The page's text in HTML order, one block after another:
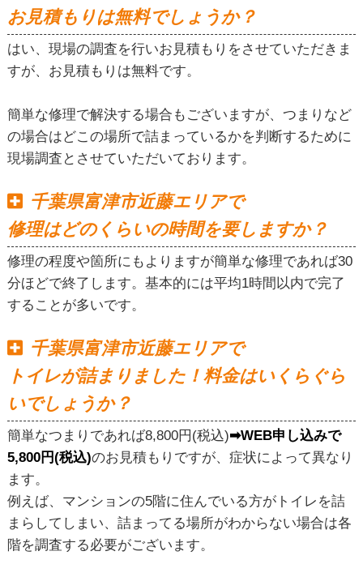
お見積もりは無料でしょうか？
はい、現場の調査を行いお見積もりをさせていただきま
すが、お見積もりは無料です。
簡単な修理で解決する場合もございますが、つまりなど
の場合はどこの場所で詰まっているかを判断するために
現場調査とさせていただいております。
千葉県富津市近藤エリアで
修理はどのくらいの時間を要しますか？
修理の程度や箇所にもよりますが簡単な修理であれば30
分ほどで終了します。基本的には平均1時間以内で完了
することが多いです。
千葉県富津市近藤エリアで
トイレが詰まりました！料金はいくらぐら
いでしょうか？
簡単なつまりであれば8,800円(税込)➡WEB申し込みで
5,800円(税込)のお見積もりですが、症状によって異なり
ます。
例えば、マンションの5階に住んでいる方がトイレを詰
まらしてしまい、詰まってる場所がわからない場合は各
階を調査する必要がございます。